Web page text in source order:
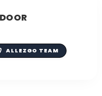
ALLEZGO TEAM